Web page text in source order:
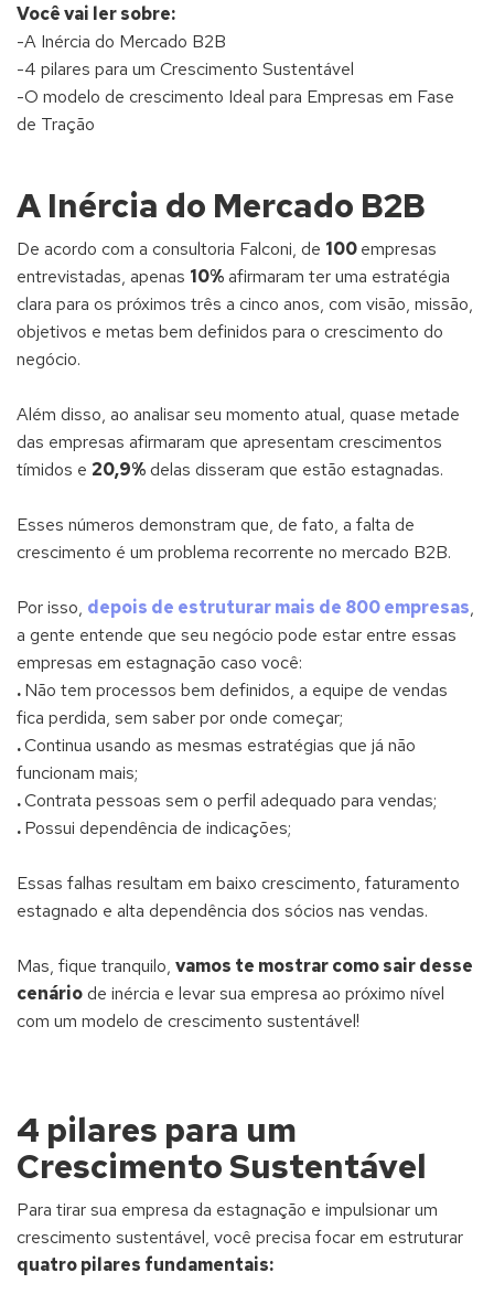
Você vai ler sobre:
-A Inércia do Mercado B2B
-4 pilares para um Crescimento Sustentável
-O modelo de crescimento Ideal para Empresas em Fase
de Tração
A Inércia do Mercado B2B
De acordo com a consultoria Falconi, de 100empresas
entrevistadas, apenas 10%afirmaram ter uma estratégia
clara para os próximos três a cinco anos, com visão, missão,
objetivos e metas bem definidos para o crescimento do
negócio.
Além disso, ao analisar seu momento atual, quase metade
das empresas afirmaram que apresentam crescimentos
tímidos e 20,9%delas disseram que estão estagnadas.
Esses números demonstram que, de fato, a falta de
crescimento é um problema recorrente no mercado B2B.
Por isso, depois de estruturar mais de 800 empresas,
a gente entende que seu negócio pode estar entre essas
empresas em estagnação caso você:
.Não tem processos bem definidos, a equipe de vendas
fica perdida, sem saber por onde começar;
.Continua usando as mesmas estratégias que já não
funcionam mais;
.Contrata pessoas sem o perfil adequado para vendas;
.Possui dependência de indicações;
Essas falhas resultam em baixo crescimento, faturamento
estagnado e alta dependência dos sócios nas vendas.
Mas, fique tranquilo, vamos te mostrar como sair desse
cenáriode inércia e levar sua empresa ao próximo nível
com um modelo de crescimento sustentável!
4 pilares para um
Crescimento Sustentável
Para tirar sua empresa da estagnação e impulsionar um
crescimento sustentável, você precisa focar em estruturar
quatro pilares fundamentais: